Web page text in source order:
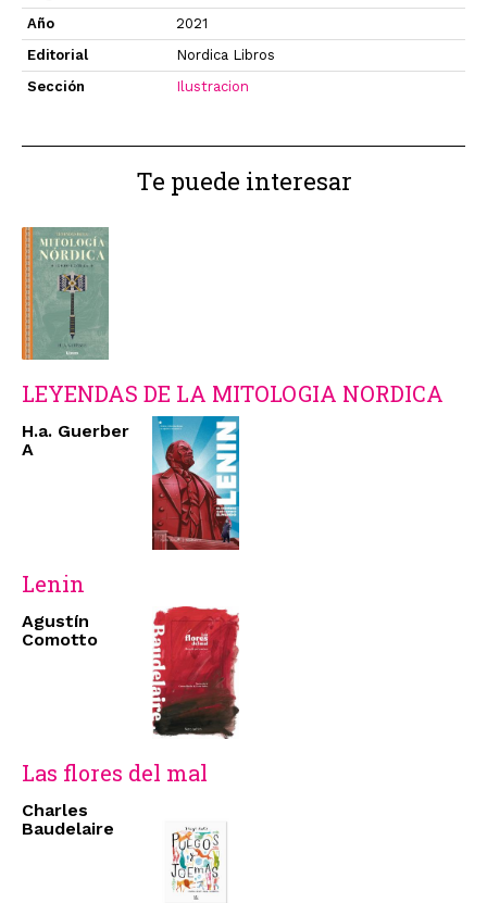
Año
2021
Editorial
Nordica Libros
Sección
Ilustracion
Te puede interesar
LEYENDAS DE LA MITOLOGIA NORDICA
H.a. Guerber
A
Lenin
Agustín
Comotto
Las flores del mal
Charles
Baudelaire